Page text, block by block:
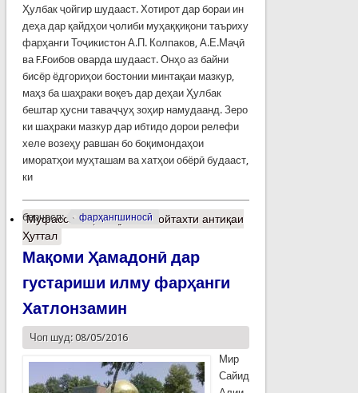
Ҳулбак ҷойгир шудааст. Хотирот дар бораи ин
деҳа дар қайдҳои ҷолиби муҳаққиқони таъриху
фарҳанги Тоҷикистон А.П. Колпаков, А.Е.Маҷӣ
ва F.Fоибов оварда шудааст. Онҳо аз байни
бисёр ёдгориҳои бостонии минтақаи мазкур,
маҳз ба шаҳраки воқеъ дар деҳаи Ҳулбак
бештар ҳусни таваҷҷуҳ зоҳир намудаанд. Зеро
ки шаҳраки мазкур дар ибтидо дорои релефи
хеле возеҳу равшан бо боқимондаҳои
иморатҳои муҳташам ва хатҳои обёрӣ будааст,
ки
барчасп: фарҳангшиносӣ
Муфассалтаро Ҳулбак пойтахти антиқаи
Ҳуттал
Мақоми Ҳамадонӣ дар
густариши илму фарҳанги
Хатлонзамин
Чоп шуд: 08/05/2016
Мир
Сайид